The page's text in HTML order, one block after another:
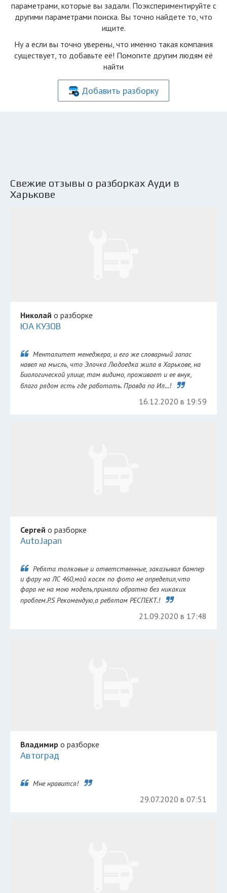
параметрами, которые вы задали. Поэкспериментируйте с
другими параметрами поиска. Вы точно найдете то, что
ищите.
Ну а если вы точно уверены, что именно такая компания
существует, то добавьте её! Помогите другим людям её
найти
Добавить разборку
Свежие отзывы о разборках Ауди в
Харькове
Николай о разборке
ЮА КУЗОВ
Менталитет менеджера, и его же словарный запас
навел на мысль, что Элочка Людоедка жила в Харькове, на
Биологической улице, там видимо, проживает и ее внук,
благо рядом есть где работать. Правда по Ил...!
16.12.2020 в 19:59
Сергей о разборке
AutoJapan
Ребята толковые и ответственные, заказывал бампер
и фару на ЛС 460,мой косяк по фото не определил,что
фара не на мою модель,приняли обратно без никаких
проблем.P.S Рекомендую,а ребятам РЕСПЕКТ.!
21.09.2020 в 17:48
Владимир о разборке
Автоград
Мне нравится!
29.07.2020 в 07:51